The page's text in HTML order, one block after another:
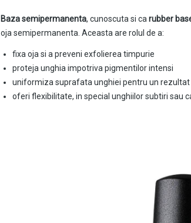
Baza semipermanenta, cunoscuta si ca rubber
oja semipermanenta. Aceasta are rolul de a:
fixa oja si a preveni exfolierea timpurie
proteja unghia impotriva pigmentilor intensi
uniformiza suprafata unghiei pentru un rezultat
oferi flexibilitate, in special unghiilor subtiri sau